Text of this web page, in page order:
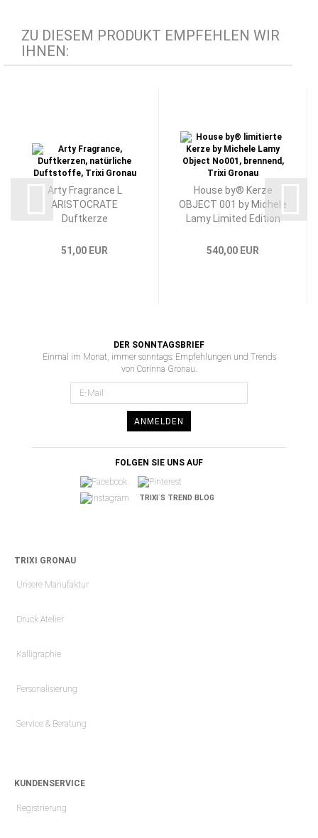
ZU DIESEM PRODUKT EMPFEHLEN WIR
IHNEN:
Arty Fragrance L
ARISTOCRATE
Duftkerze
51,00 EUR
House by® Kerze
OBJECT 001 by Michele
Lamy Limited Edition
540,00 EUR
DER SONNTAGSBRIEF
Einmal im Monat, immer sonntags: Empfehlungen und Trends
von Corinna Gronau.
ANMELDEN
FOLGEN SIE UNS AUF
TRIXI´S TREND BLOG
TRIXI GRONAU
Unsere Manufaktur
Druck Atelier
Kalligraphie
Personalisierung
Service & Beratung
KUNDENSERVICE
Registrierung